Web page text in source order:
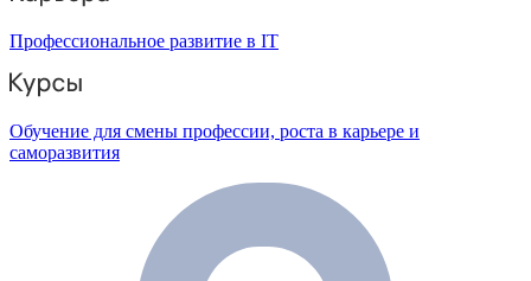
Профессиональное развитие в IT
Обучение для смены профессии, роста в карьере и
саморазвития